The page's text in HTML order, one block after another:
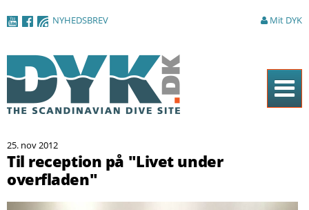
NYHEDSBREV Mit DYK
Magasinet
Nyheder
Artikler
25. nov 2012
Til reception på "Livet under
overfladen"